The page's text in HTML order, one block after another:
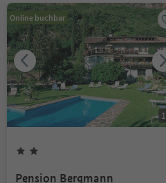
Online buchbar
1
Pension Bergmann